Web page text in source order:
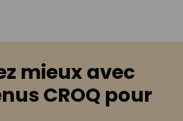
mieux avec
CROQ pour